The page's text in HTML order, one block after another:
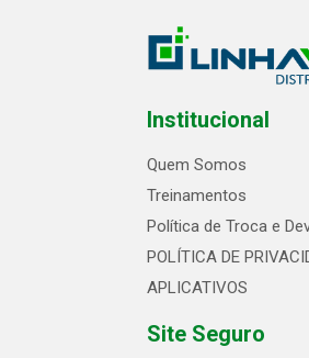
Institucional
Quem Somos
Treinamentos
Política de Troca e
POLÍTICA DE
APLICATIVOS
Site Seguro